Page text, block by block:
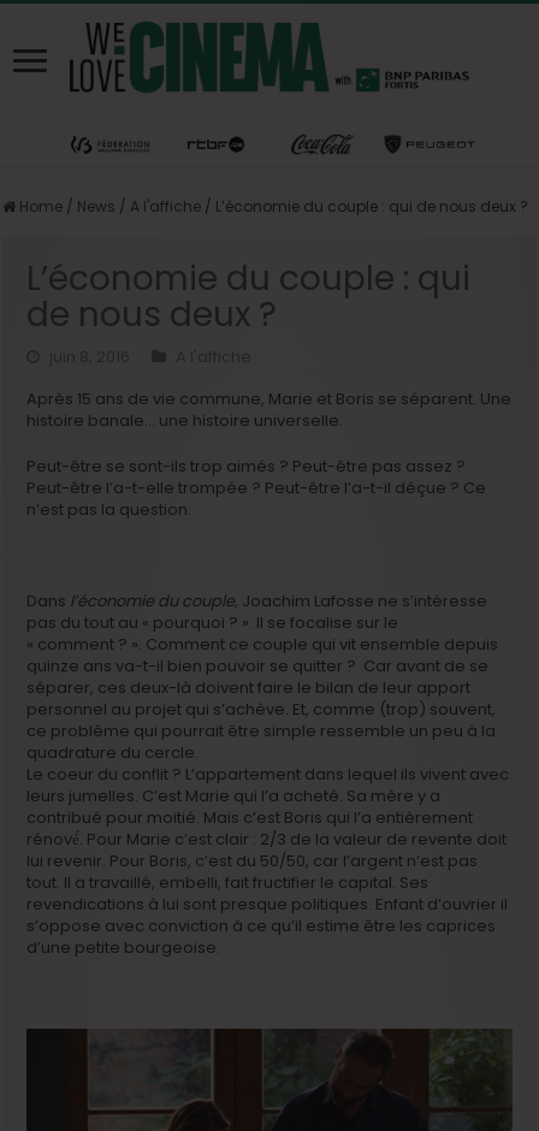
Home / News / A l'affiche / L’économie du couple : qui de nous deux ?
L’économie du couple : qui
de nous deux ?
A l'affiche
Après 15 ans de vie commune, Marie et Boris se séparent. Une
histoire banale… une histoire universelle.
Peut-être se sont-ils trop aimés ? Peut-être pas assez ?
Peut-être l’a-t-elle trompée ? Peut-être l’a-t-il déçue ? Ce
n’est pas la question.
Dans l’économie du couple, Joachim Lafosse ne s’intéresse
pas du tout au « pourquoi ? ». Il se focalise sur le
« comment ? ». Comment ce couple qui vit ensemble depuis
quinze ans va-t-il bien pouvoir se quitter ? Car avant de se
séparer, ces deux-là doivent faire le bilan de leur apport
personnel au projet qui s’achève. Et, comme (trop) souvent,
ce problème qui pourrait être simple ressemble un peu à la
quadrature du cercle.
Le coeur du conflit ? L’appartement dans lequel ils vivent avec
leurs jumelles. C’est Marie qui l’a acheté. Sa mère y a
contribué pour moitié. Mais c’est Boris qui l’a entièrement
rénové́. Pour Marie c’est clair : 2/3 de la valeur de revente doit
lui revenir. Pour Boris, c’est du 50/50, car l’argent n’est pas
tout. Il a travaillé, embelli, fait fructifier le capital. Ses
revendications à lui sont presque politiques. Enfant d’ouvrier il
s’oppose avec conviction à ce qu’il estime être les caprices
d’une petite bourgeoise.